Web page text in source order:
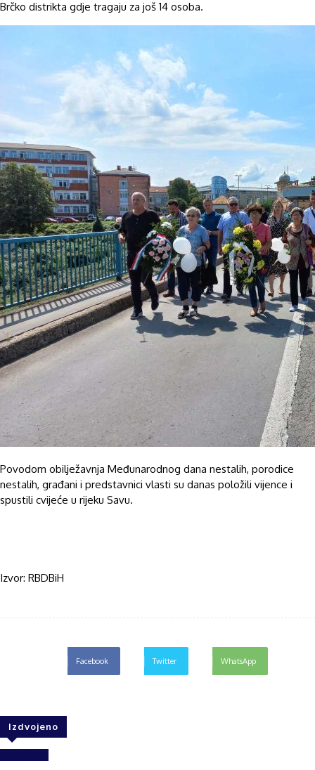
Brčko distrikta gdje tragaju za još 14 osoba.
Povodom obilježavnja Međunarodnog dana nestalih, porodice
nestalih, građani i predstavnici vlasti su danas položili vijence i
spustili cvijeće u rijeku Savu.
Izvor: RBDBiH
Facebook Twitter WhatsApp
Izdvojeno